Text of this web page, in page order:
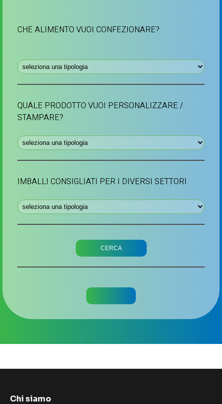
CHE ALIMENTO VUOI CONFEZIONARE?
QUALE PRODOTTO VUOI PERSONALIZZARE /
STAMPARE?
IMBALLI CONSIGLIATI PER I DIVERSI SETTORI
Chi siamo